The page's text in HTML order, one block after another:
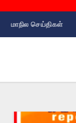
மாநில செய்திகள்